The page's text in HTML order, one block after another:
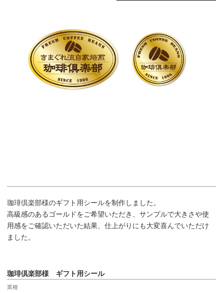
珈琲倶楽部様のギフト用シールを制作しました。
高級感のあるゴールドをご希望いただき、サンプルで大きさや使
用感をご確認いただいた結果、仕上がりにも大変喜んでいただけ
ました。
珈琲倶楽部様 ギフト用シール
業種